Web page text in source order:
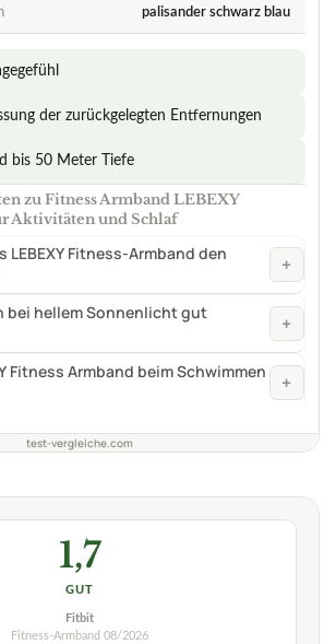
palisander schwarz blau
der zurückgelegten Entfernungen
bis 50 Meter Tiefe
zu Fitness Armband LEBEXY
Aktivitäten und Schlaf
LEBEXY Fitness-Armband den
+
bei hellem Sonnenlicht gut
+
Fitness Armband beim Schwimmen
+
test-vergleiche.com
1,7
GUT
Fitbit
Fitness-Armband 08/2026